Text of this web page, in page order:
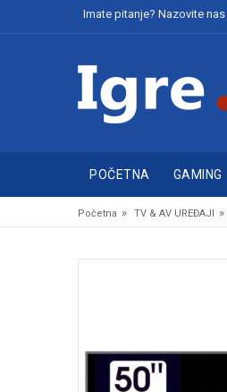
Imate pitanje? Nazovite nas
POČETNA GAMING
Početna » TV & AV UREĐAJI »